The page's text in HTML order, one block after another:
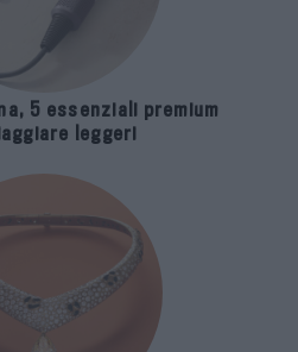
5 essenziali premium
leggeri